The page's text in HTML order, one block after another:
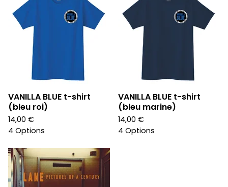
VANILLA BLUE t-shirt
(bleu roi)
14,00 €
4 Options
VANILLA BLUE t-shirt
(bleu marine)
14,00 €
4 Options